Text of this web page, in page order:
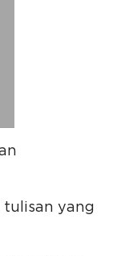
tulisan yang